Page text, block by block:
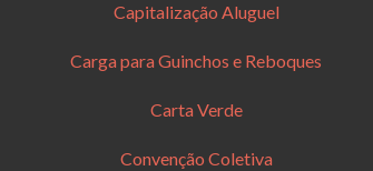
Capitalização Aluguel
Carga para Guinchos e Reboques
Carta Verde
Convenção Coletiva